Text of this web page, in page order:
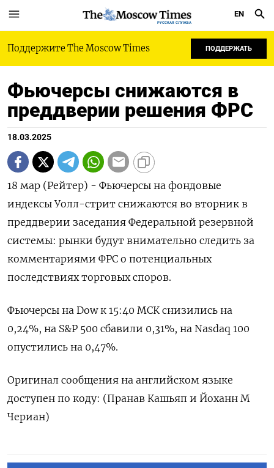
РУССКАЯ СЛУЖБА
EN
Поддержите The Moscow Times ПОДДЕРЖАТЬ
Фьючерсы снижаются в
преддверии решения ФРС
18.03.2025
18 мар (Рейтер) - Фьючерсы на фондовые
индексы Уолл-стрит снижаются во вторник в
преддверии заседания Федеральной резервной
системы: рынки будут внимательно следить за
комментариями ФРС о потенциальных
последствиях торговых споров.
Фьючерсы на Dow к 15:40 МСК снизились на
0,24%, на S&P 500 сбавили 0,31%, на Nasdaq 100
опустились на 0,47%.
Оригинал сообщения на английском языке
доступен по коду: (Пранав Кашьяп и Йоханн М
Чериан)